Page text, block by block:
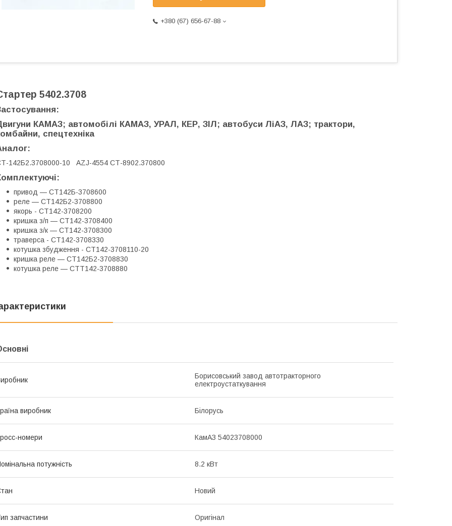
+380 (67) 656-67-88
5402.3708
КАМАЗ; автомобілі КАМАЗ, УРАЛ, КЕР, ЗІЛ; автобуси ЛіАЗ, ЛАЗ; трактори,
спецтехніка
142Б2.3708000-10 AZJ-4554 СТ-8902.370800
привод — СТ142Б-3708600
реле — СТ142Б2-3708800
якорь - СТ142-3708200
кришка з/п — СТ142-3708400
кришка з/к — СТ142-3708300
траверса - СТ142-3708330
котушка збудження - СТ142-3708110-20
кришка реле — СТ142Б2-3708830
котушка реле — СТТ142-3708880
Борисовський завод автотракторного
електроустаткування
виробник Білорусь
номери КамАЗ 54023708000
потужність 8.2 кВт
Новий
запчастини Оригінал